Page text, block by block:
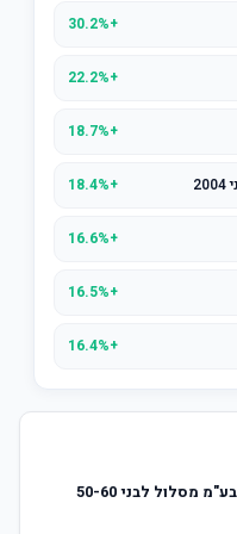
+30.2%
+22.2%
+18.7%
+18.4%
+16.6%
+16.5%
+16.4%
כלל חברה לביטוח בע"מ מסלול לבני 50-60